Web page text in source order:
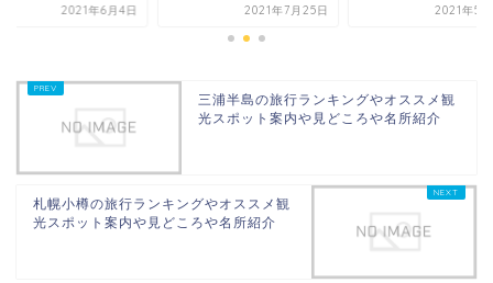
2021年6月4日 2021年7月25日 2021年5
三浦半島の旅行ランキングやオススメ観
光スポット案内や見どころや名所紹介
札幌小樽の旅行ランキングやオススメ観
光スポット案内や見どころや名所紹介